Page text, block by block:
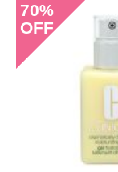
70%
OFF